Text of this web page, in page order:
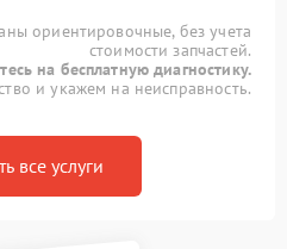
ориентировочные, без учета
стоимости запчастей.
на бесплатную диагностику.
и укажем на неисправность.
все услуги